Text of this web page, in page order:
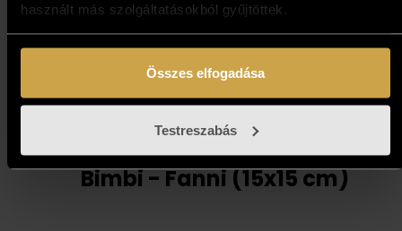
használt más szolgáltatásokból gyűjtöttek.
Összes elfogadása
Testreszabás
Bimbi - Fanni (15x15 cm)